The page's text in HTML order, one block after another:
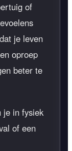
of
je leven
oproep
beter te
je in fysiek
of een